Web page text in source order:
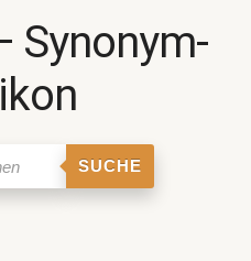
Synonym-
SUCHE